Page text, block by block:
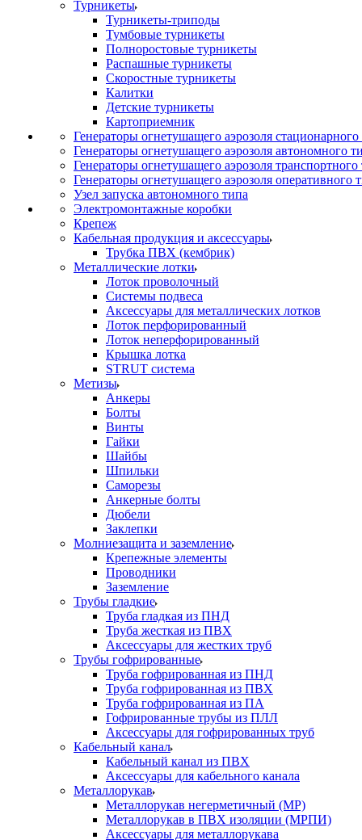
Турникеты
Турникеты-триподы
Тумбовые турникеты
Полноростовые турникеты
Распашные турникеты
Скоростные турникеты
Калитки
Детские турникеты
Картоприемник
Генераторы огнетушащего аэрозоля стационарного
Генераторы огнетушащего аэрозоля автономного
Генераторы огнетушащего аэрозоля транспортного
Генераторы огнетушащего аэрозоля оперативного
Узел запуска автономного типа
Электромонтажные коробки
Крепеж
Кабельная продукция и аксессуары
Трубка ПВХ (кембрик)
Металлические лотки
Лоток проволочный
Системы подвеса
Аксессуары для металлических лотков
Лоток перфорированный
Лоток неперфорированный
Крышка лотка
STRUT система
Метизы
Анкеры
Болты
Винты
Гайки
Шайбы
Шпильки
Саморезы
Анкерные болты
Дюбели
Заклепки
Молниезащита и заземление
Крепежные элементы
Проводники
Заземление
Трубы гладкие
Труба гладкая из ПНД
Труба жесткая из ПВХ
Аксессуары для жестких труб
Трубы гофрированные
Труба гофрированная из ПНД
Труба гофрированная из ПВХ
Труба гофрированная из ПА
Гофрированные трубы из ПЛЛ
Аксессуары для гофрированных труб
Кабельный канал
Кабельный канал из ПВХ
Аксессуары для кабельного канала
Металлорукав
Металлорукав негерметичный (МР)
Металлорукав в ПВХ изоляции (МРПИ)
Аксессуары для металлорукава